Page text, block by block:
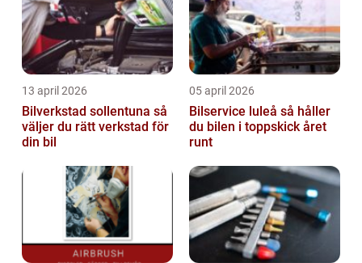
13 april 2026
Bilverkstad sollentuna så
väljer du rätt verkstad för
din bil
05 april 2026
Bilservice luleå så håller
du bilen i toppskick året
runt